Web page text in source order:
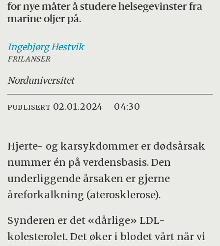
for nye måter å studere helsegevinster fra
marine oljer på.
IngebjørgHestvik
FRILANSER
Norduniversitet
PUBLISERT 02.01.2024 - 04:30
Hjerte- og karsykdommer er dødsårsak
nummer én på verdensbasis. Den
underliggende årsaken er gjerne
åreforkalkning (aterosklerose).
Synderen er det «dårlige» LDL-
kolesterolet. Det øker i blodet vårt når vi